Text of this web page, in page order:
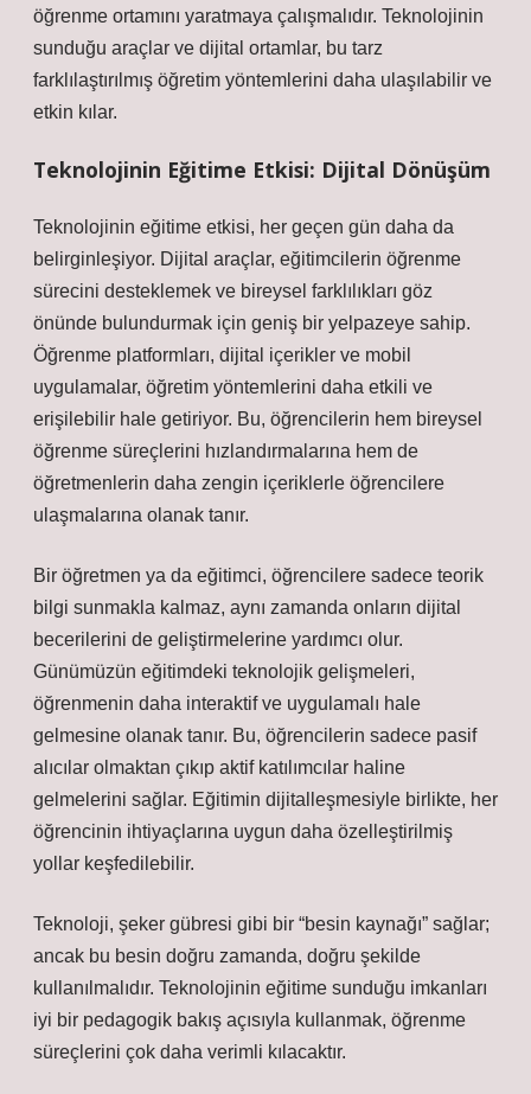
öğrenme ortamını yaratmaya çalışmalıdır. Teknolojinin
sunduğu araçlar ve dijital ortamlar, bu tarz
farklılaştırılmış öğretim yöntemlerini daha ulaşılabilir ve
etkin kılar.
Teknolojinin Eğitime Etkisi: Dijital Dönüşüm
Teknolojinin eğitime etkisi, her geçen gün daha da
belirginleşiyor. Dijital araçlar, eğitimcilerin öğrenme
sürecini desteklemek ve bireysel farklılıkları göz
önünde bulundurmak için geniş bir yelpazeye sahip.
Öğrenme platformları, dijital içerikler ve mobil
uygulamalar, öğretim yöntemlerini daha etkili ve
erişilebilir hale getiriyor. Bu, öğrencilerin hem bireysel
öğrenme süreçlerini hızlandırmalarına hem de
öğretmenlerin daha zengin içeriklerle öğrencilere
ulaşmalarına olanak tanır.
Bir öğretmen ya da eğitimci, öğrencilere sadece teorik
bilgi sunmakla kalmaz, aynı zamanda onların dijital
becerilerini de geliştirmelerine yardımcı olur.
Günümüzün eğitimdeki teknolojik gelişmeleri,
öğrenmenin daha interaktif ve uygulamalı hale
gelmesine olanak tanır. Bu, öğrencilerin sadece pasif
alıcılar olmaktan çıkıp aktif katılımcılar haline
gelmelerini sağlar. Eğitimin dijitalleşmesiyle birlikte, her
öğrencinin ihtiyaçlarına uygun daha özelleştirilmiş
yollar keşfedilebilir.
Teknoloji, şeker gübresi gibi bir “besin kaynağı” sağlar;
ancak bu besin doğru zamanda, doğru şekilde
kullanılmalıdır. Teknolojinin eğitime sunduğu imkanları
iyi bir pedagogik bakış açısıyla kullanmak, öğrenme
süreçlerini çok daha verimli kılacaktır.